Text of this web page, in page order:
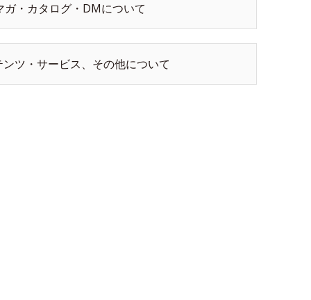
ガ・カタログ・DMについて
ツ・サービス、その他について